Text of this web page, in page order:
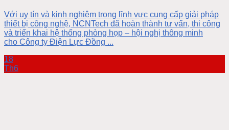
Với uy tín và kinh nghiệm trong lĩnh vực cung cấp giải pháp
thiết bị công nghệ, NCNTech đã hoàn thành tư vấn, thi công
và triển khai hệ thống phòng họp – hội nghị thông minh
cho Công ty Điện Lực Đồng ...
18
Th6